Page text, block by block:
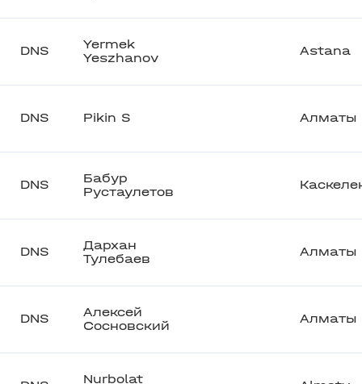
DNS
Yermek
Yeszhanov
Astana
DNS Pikin S Алматы
DNS
Бабур
Рустаулетов
DNS
Дархан
Тулебаев
Алматы
DNS
Алексей
Сосновский
Алматы
Nurbolat